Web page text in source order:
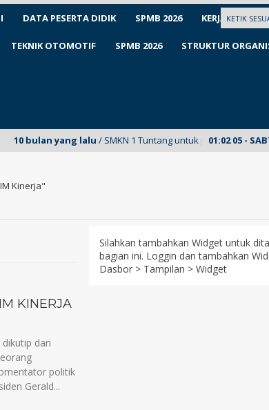
DATA PESERTA DIDIK SPMB 2026 KERJASAMA
TEKNIK OTOMOTIF SPMB 2026 STRUKTUR
01:02 06 -
bulan yang lalu/ SMKN 1 Tuntang untuk pertama kalinya
Kinerja"
KINERJA
dari
politik
Gerald...
Silahkan tambahkan Widget untuk
bagian ini. Loggin dan tambahkan
Dasbor > Tampilan > Widget